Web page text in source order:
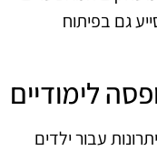
גם בפיתוח
לימודיים
עבור ילדים